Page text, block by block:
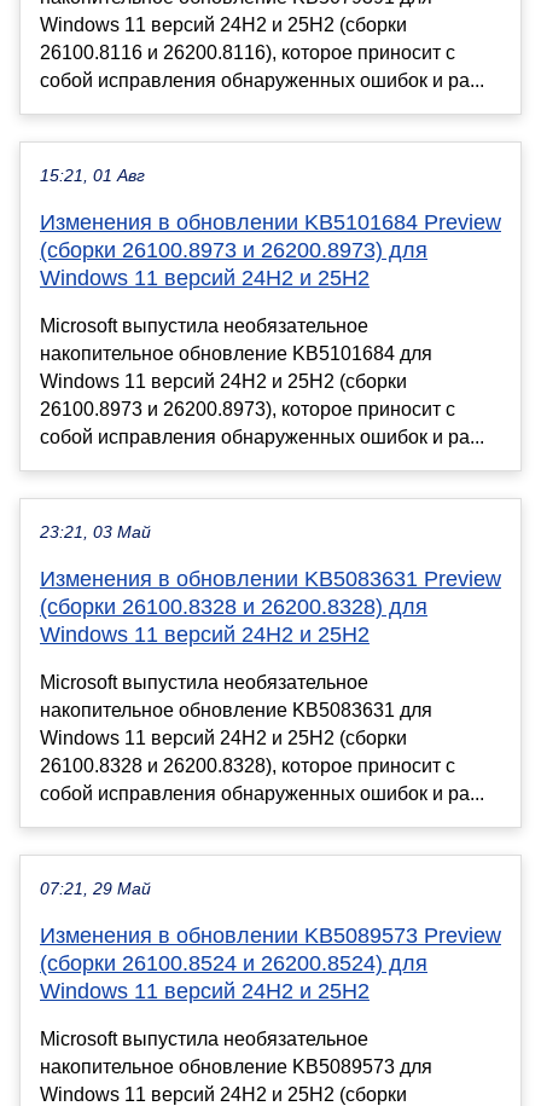
Windows 11 версий 24H2 и 25H2 (сборки
26100.8116 и 26200.8116), которое приносит с
собой исправления обнаруженных ошибок и ра...
15:21, 01 Авг
Изменения в обновлении KB5101684 Preview
(сборки 26100.8973 и 26200.8973) для
Windows 11 версий 24H2 и 25H2
Microsoft выпустила необязательное
накопительное обновление KB5101684 для
Windows 11 версий 24H2 и 25H2 (сборки
26100.8973 и 26200.8973), которое приносит с
собой исправления обнаруженных ошибок и ра...
23:21, 03 Май
Изменения в обновлении KB5083631 Preview
(сборки 26100.8328 и 26200.8328) для
Windows 11 версий 24H2 и 25H2
Microsoft выпустила необязательное
накопительное обновление KB5083631 для
Windows 11 версий 24H2 и 25H2 (сборки
26100.8328 и 26200.8328), которое приносит с
собой исправления обнаруженных ошибок и ра...
07:21, 29 Май
Изменения в обновлении KB5089573 Preview
(сборки 26100.8524 и 26200.8524) для
Windows 11 версий 24H2 и 25H2
Microsoft выпустила необязательное
накопительное обновление KB5089573 для
Windows 11 версий 24H2 и 25H2 (сборки